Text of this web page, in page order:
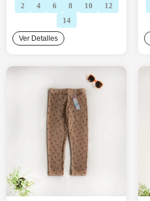
S/24.90.
S/19.90.
2 4 6 8 10
12
14
Ver Detalles